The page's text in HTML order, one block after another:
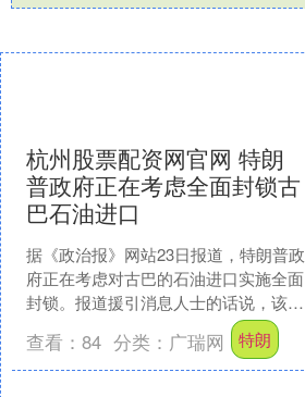
杭州股票配资网官网 特朗
普政府正在考虑全面封锁古
巴石油进口
据《政治报》网站23日报道，特朗普政
府正在考虑对古巴的石油进口实施全面
封锁。报道援引消息人士的话说，该计
划得到美国国务卿鲁比奥的支持，特朗
普政府尚未决定是否批准....
查看： 84 分类： 广瑞网 特朗